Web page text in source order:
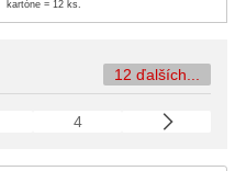
kartóne = 12 ks.
12 ďalších...
4